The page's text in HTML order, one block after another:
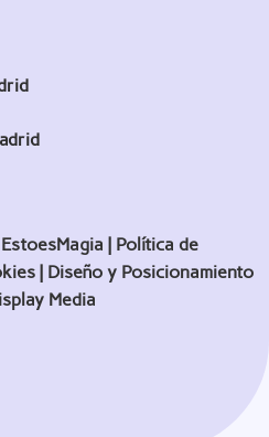
| Política de
| Diseño y Posicionamiento
Media